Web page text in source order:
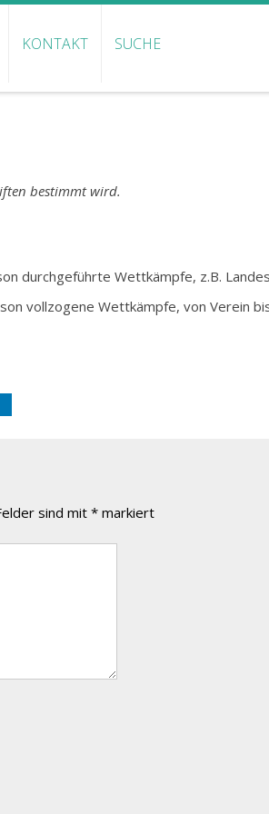
KONTAKT SUCHE
bestimmt wird.
durchgeführte Wettkämpfe, z.B.
vollzogene Wettkämpfe, von Verein
sind mit * markiert